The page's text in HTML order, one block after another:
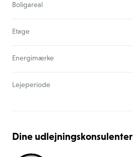
Boligareal
Etage
Energimærke
Lejeperiode
Dine udlejningskonsulenter